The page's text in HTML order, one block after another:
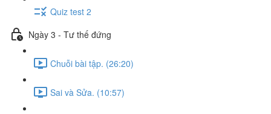
Quiz test 2
Ngày 3 - Tư thế đứng
Chuỗi bài tập. (26:20)
Sai và Sửa. (10:57)